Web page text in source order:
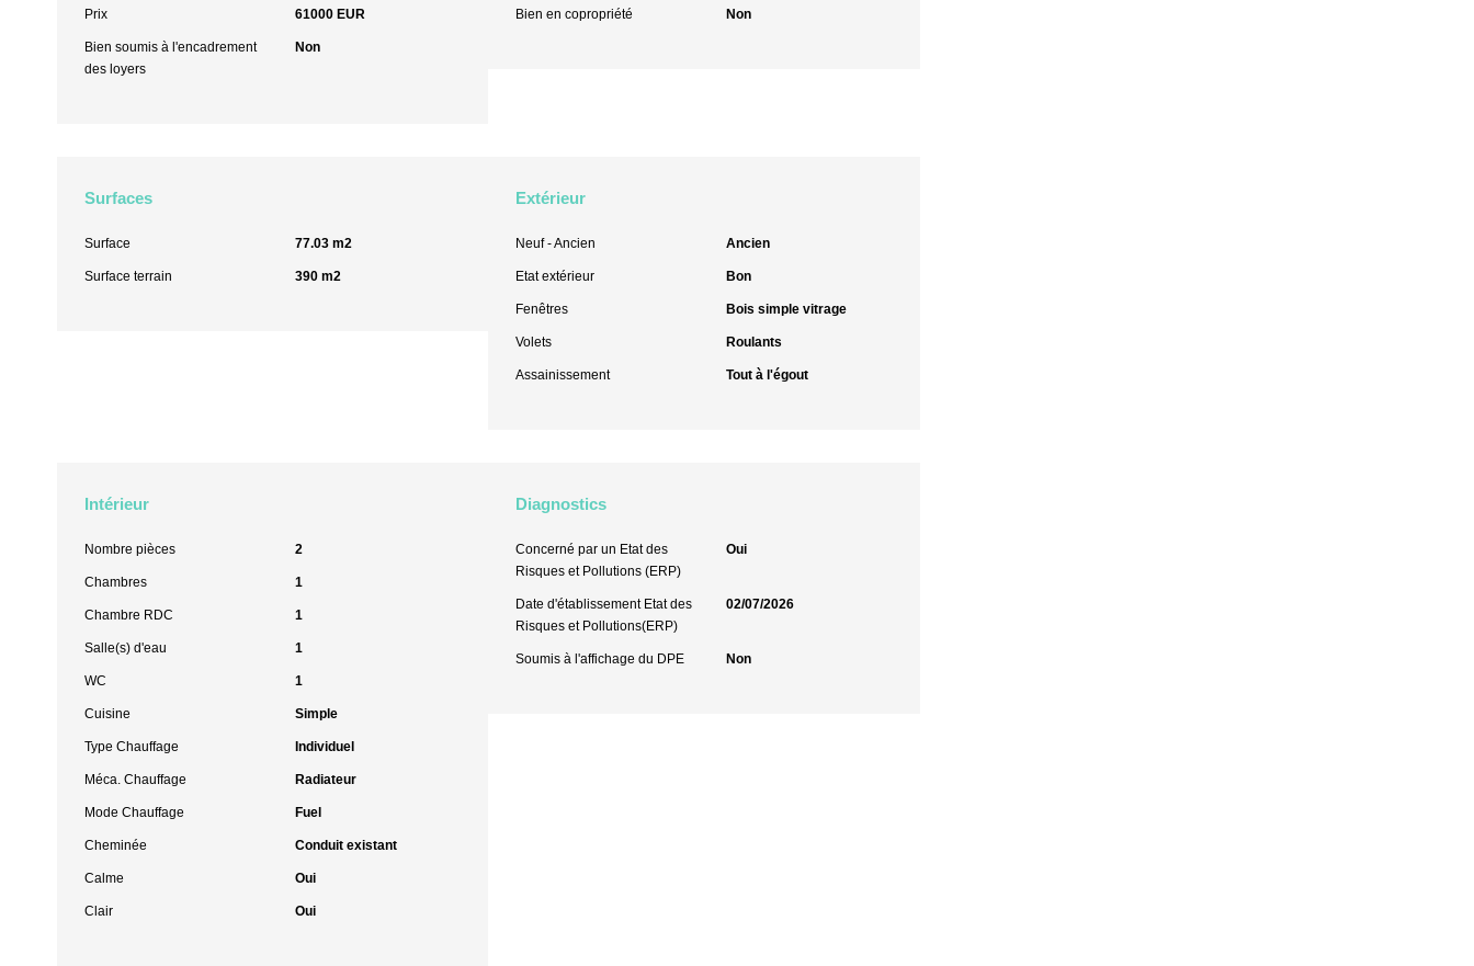
Prix 61000 EUR
Bien soumis à l'encadrement
des loyers
Non
Bien en copropriété Non
Surfaces
Surface 77.03 m2
Surface terrain 390 m2
Extérieur
Neuf - Ancien Ancien
Etat extérieur Bon
Fenêtres Bois simple vitrage
Volets Roulants
Assainissement Tout à l'égout
Intérieur
Nombre pièces 2
Chambres 1
Chambre RDC 1
Salle(s) d'eau 1
WC 1
Cuisine Simple
Type Chauffage Individuel
Méca. Chauffage Radiateur
Mode Chauffage Fuel
Cheminée Conduit existant
Calme Oui
Clair Oui
Diagnostics
Concerné par un Etat des
Risques et Pollutions (ERP)
Oui
Date d'établissement Etat des
Risques et Pollutions(ERP)
02/07/2026
Soumis à l'affichage du DPE Non